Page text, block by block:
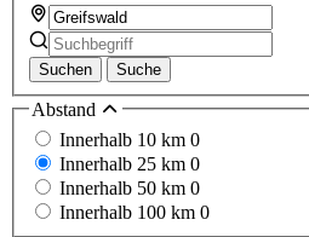
Suchen Suche
Abstand
Innerhalb 10 km 0
Innerhalb 25 km 0
Innerhalb 50 km 0
Innerhalb 100 km 0